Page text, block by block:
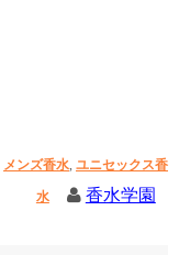
メンズ香水, ユニセックス香
水 香水学園